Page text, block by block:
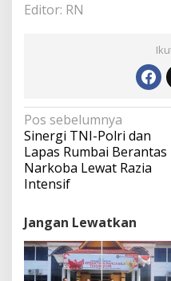
Editor: RN
N
a
v
i
g
a
i
p
o
s
Pos sebelumnya
Sinergi TNI-Polri dan
Lapas Rumbai Berantas
Narkoba Lewat Razia
Intensif
Jangan Lewatkan